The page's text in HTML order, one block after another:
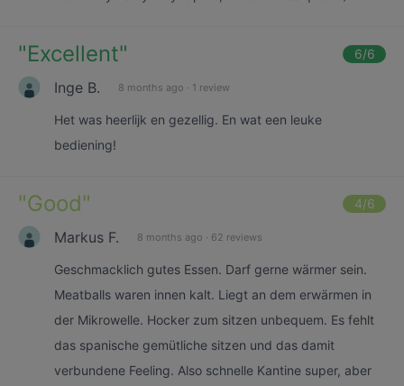
"Excellent" 6/6
Inge B. 8 months ago · 1 review
Het was heerlijk en gezellig. En wat een leuke
bediening!
"Good" 4/6
Markus F. 8 months ago · 62 reviews
Geschmacklich gutes Essen. Darf gerne wärmer sein.
Meatballs waren innen kalt. Liegt an dem erwärmen in
der Mikrowelle. Hocker zum sitzen unbequem. Es fehlt
das spanische gemütliche sitzen und das damit
verbundene Feeling. Also schnelle Kantine super, aber